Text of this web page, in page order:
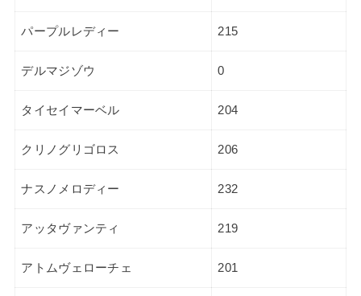
パープルレディー 215
デルマジゾウ 0
タイセイマーベル 204
クリノグリゴロス 206
ナスノメロディー 232
アッタヴァンティ 219
アトムヴェローチェ 201